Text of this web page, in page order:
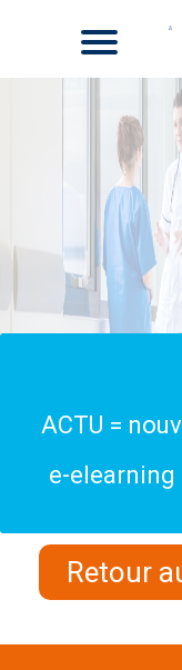
ACTU =
e-elearning
Retour